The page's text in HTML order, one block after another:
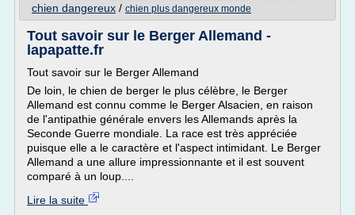
chien dangereux / chien plus dangereux monde
Tout savoir sur le Berger Allemand -
lapapatte.fr
Tout savoir sur le Berger Allemand
De loin, le chien de berger le plus célèbre, le Berger
Allemand est connu comme le Berger Alsacien, en raison
de l'antipathie générale envers les Allemands après la
Seconde Guerre mondiale. La race est très appréciée
puisque elle a le caractère et l'aspect intimidant. Le Berger
Allemand a une allure impressionnante et il est souvent
comparé à un loup....
Lire la suite